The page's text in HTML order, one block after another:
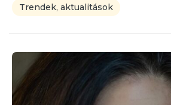
Trendek, aktualitások